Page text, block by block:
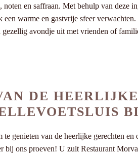
noten en saffraan. Met behulp van
warme en gastvrije sfeer
avondje uit met vrienden of
DE
te genieten van de heerlijke gerechten
bij ons proeven! U zult Restaurant